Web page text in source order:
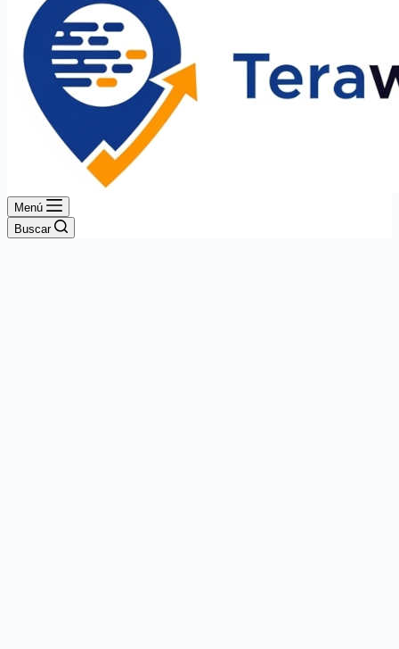
Menú
Buscar